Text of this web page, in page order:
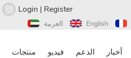
Login | Register
العربية English
منتجات فيديو الدعم أخبار